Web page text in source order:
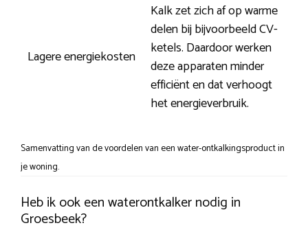
Lagere energiekosten
Kalk zet zich af op warme
delen bij bijvoorbeeld CV-
ketels. Daardoor werken
deze apparaten minder
efficiënt en dat verhoogt
het energieverbruik.
Samenvatting van de voordelen van een water-ontkalkingsproduct in
je woning.
Heb ik ook een waterontkalker nodig in
Groesbeek?